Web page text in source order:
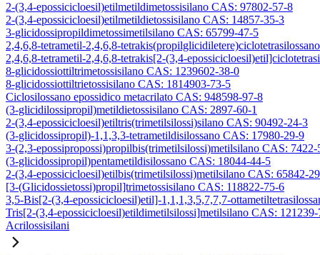
2-(3,4-epossicicloesil)etilmetildimetossisilano CAS: 97802-57-8
2-(3,4-epossicicloesil)etilmetildietossisilano CAS: 14857-35-3
3-glicidossipropildimetossimetilsilano CAS: 65799-47-5
2,4,6,8-tetrametil-2,4,6,8-
2,4,6,8-tetrametil-2,4,6,8-tetrakis[2-(3,4-
8-glicidossiottiltrimetossisilano CAS: 1239602-38-0
8-glicidossiottiltrietossisilano CAS: 1814903-73-5
Ciclosilossano epossidico metacrilato CAS: 948598-97-8
(3-glicidilossipropil)metildietossisilano CAS: 2897-60-1
2-(3,4-epossicicloesil)etiltris(trimetilsilossi)silano CAS: 90492-24-3
(3-glicidossipropil)-1,1,3,3-tetrametildisilossano CAS: 17980-29-9
3-(2,3-epossipropossi)propilbis(trimetilsilossi)metilsilano CAS: 7422-
(3-glicidossipropil)pentametildisilossano CAS: 18044-44-5
2-(3,4-epossicicloesil)etilbis(trimetilsilossi)metilsilano CAS: 65842-
[3-(Glicidossietossi)propil]trimetossisilano CAS: 118822-75-6
3,5-Bis[2-(3,4-epossicicloesil)etil]-1,1,1,3,5,7,7,7-
Tris[2-(3,4-epossicicloesil)etildimetilsilossi]metilsilano CAS: 121239-
Acrilossisilani